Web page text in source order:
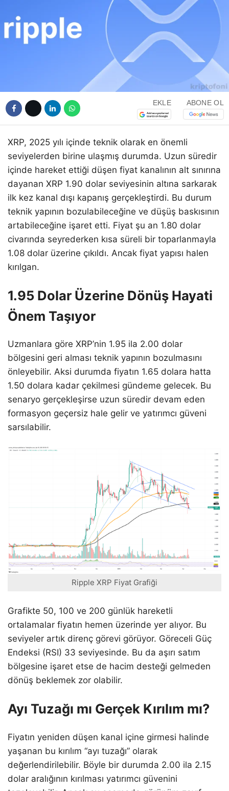
EKLE ABONE OL
XRP, 2025 yılı içinde teknik olarak en önemli
seviyelerden birine ulaşmış durumda. Uzun süredir
içinde hareket ettiği düşen fiyat kanalının alt sınırına
dayanan XRP 1.90 dolar seviyesinin altına sarkarak
ilk kez kanal dışı kapanış gerçekleştirdi. Bu durum
teknik yapının bozulabileceğine ve düşüş baskısının
artabileceğine işaret etti. Fiyat şu an 1.80 dolar
civarında seyrederken kısa süreli bir toparlanmayla
1.08 dolar üzerine çıkıldı. Ancak fiyat yapısı halen
kırılgan.
1.95 Dolar Üzerine Dönüş Hayati
Önem Taşıyor
Uzmanlara göre XRP’nin 1.95 ila 2.00 dolar
bölgesini geri alması teknik yapının bozulmasını
önleyebilir. Aksi durumda fiyatın 1.65 dolara hatta
1.50 dolara kadar çekilmesi gündeme gelecek. Bu
senaryo gerçekleşirse uzun süredir devam eden
formasyon geçersiz hale gelir ve yatırımcı güveni
sarsılabilir.
Ripple XRP Fiyat Grafiği
Grafikte 50, 100 ve 200 günlük hareketli
ortalamalar fiyatın hemen üzerinde yer alıyor. Bu
seviyeler artık direnç görevi görüyor. Göreceli Güç
Endeksi (RSI) 33 seviyesinde. Bu da aşırı satım
bölgesine işaret etse de hacim desteği gelmeden
dönüş beklemek zor olabilir.
Ayı Tuzağı mı Gerçek Kırılım mı?
Fiyatın yeniden düşen kanal içine girmesi halinde
yaşanan bu kırılım “ayı tuzağı” olarak
değerlendirilebilir. Böyle bir durumda 2.00 ila 2.15
dolar aralığının kırılması yatırımcı güvenini